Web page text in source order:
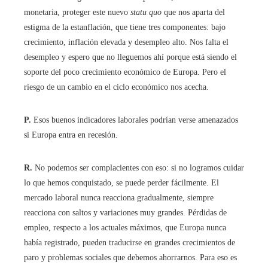
monetaria, proteger este nuevo statu quo que nos aparta del
estigma de la estanflación, que tiene tres componentes: bajo
crecimiento, inflación elevada y desempleo alto. Nos falta el
desempleo y espero que no lleguemos ahí porque está siendo el
soporte del poco crecimiento económico de Europa. Pero el
riesgo de un cambio en el ciclo económico nos acecha.
P. Esos buenos indicadores laborales podrían verse amenazados
si Europa entra en recesión.
R. No podemos ser complacientes con eso: si no logramos cuidar
lo que hemos conquistado, se puede perder fácilmente. El
mercado laboral nunca reacciona gradualmente, siempre
reacciona con saltos y variaciones muy grandes. Pérdidas de
empleo, respecto a los actuales máximos, que Europa nunca
había registrado, pueden traducirse en grandes crecimientos de
paro y problemas sociales que debemos ahorrarnos. Para eso es